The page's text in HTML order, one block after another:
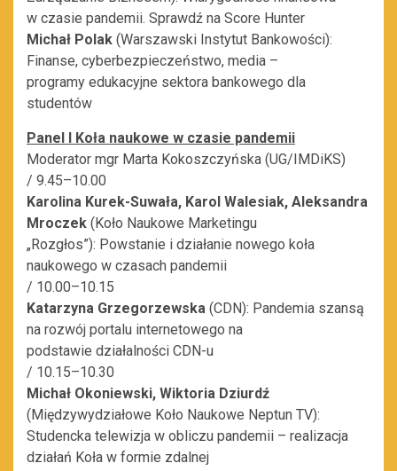
w czasie pandemii. Sprawdź na Score Hunter
Michał Polak (Warszawski Instytut Bankowości):
Finanse, cyberbezpieczeństwo, media –
programy edukacyjne sektora bankowego dla
studentów
Panel I Koła naukowe w czasie pandemii
Moderator mgr Marta Kokoszczyńska (UG/IMDiKS)
/ 9.45–10.00
Karolina Kurek-Suwała, Karol Walesiak, Aleksandra
Mroczek (Koło Naukowe Marketingu
„Rozgłos”): Powstanie i działanie nowego koła
naukowego w czasach pandemii
/ 10.00–10.15
Katarzyna Grzegorzewska (CDN): Pandemia szansą
na rozwój portalu internetowego na
podstawie działalności CDN-u
/ 10.15–10.30
Michał Okoniewski, Wiktoria Dziurdź
(Międzywydziałowe Koło Naukowe Neptun TV):
Studencka telewizja w obliczu pandemii – realizacja
działań Koła w formie zdalnej